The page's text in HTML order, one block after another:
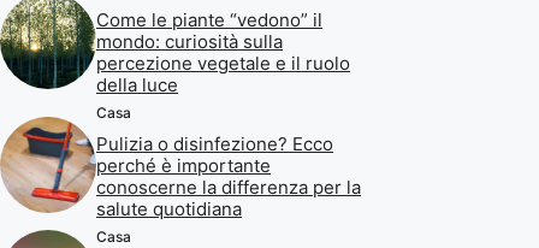
Come le piante “vedono” il
mondo: curiosità sulla
percezione vegetale e il ruolo
della luce
Casa
Pulizia o disinfezione? Ecco
perché è importante
conoscerne la differenza per la
salute quotidiana
Casa